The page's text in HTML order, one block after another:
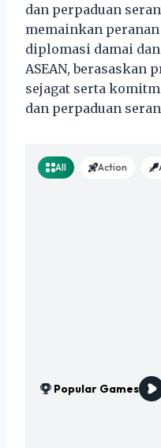
dan perpaduan
memainkan
diplomasi damai
ASEAN, berasaskan
sejagat serta
dan perpaduan